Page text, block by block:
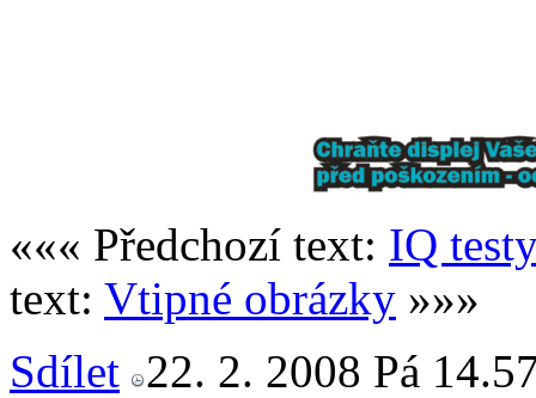
««« Předchozí text: IQ
text: Vtipné obrázky »»»
Sdílet 22. 2. 2008 Pá